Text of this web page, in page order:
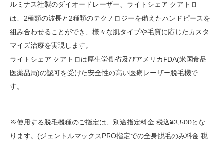
ルミナス社製のダイオードレーザー、ライトシェア クアトロ
は、2種類の波長と2種類のテクノロジーを備えたハンドピースを
組み合わせることができ、様々な肌タイプや毛質に応じたカスタ
マイズ治療を実現します。
ライトシェア クアトロは厚生労働省及びアメリカFDA(米国食品
医薬品局)の認可を受けた安全性の高い医療レーザー脱毛機で
す。
※使用する脱毛機種のご指定は、別途指定料金 税込¥3,500とな
ります。(ジェントルマックスPRO指定での全身脱毛のみ料金 税